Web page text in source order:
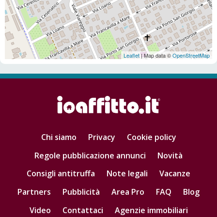
Leaflet| Map data ©OpenStreetMap
Chi siamo Privacy
Cookie policy
Regole pubblicazione annunci
Novità
Consigli antitruffa
Note legali
Vacanze
Partners
Pubblicità Area Pro FAQ
Blog
Video
Contattaci Agenzie immobiliari